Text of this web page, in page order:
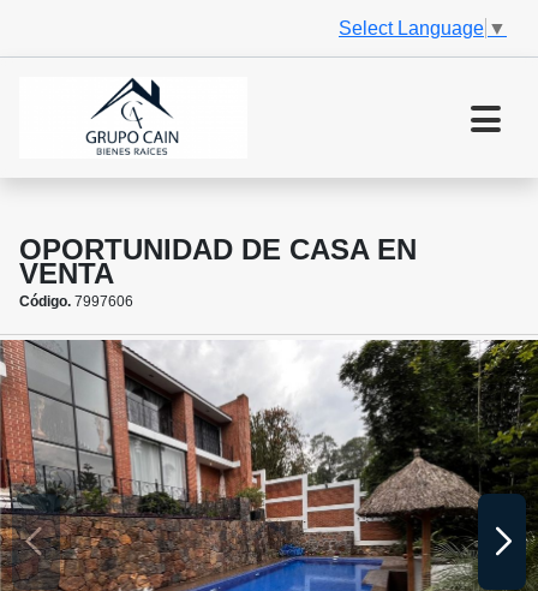
Select Language ▼
OPORTUNIDAD DE CASA EN
VENTA
Código. 7997606